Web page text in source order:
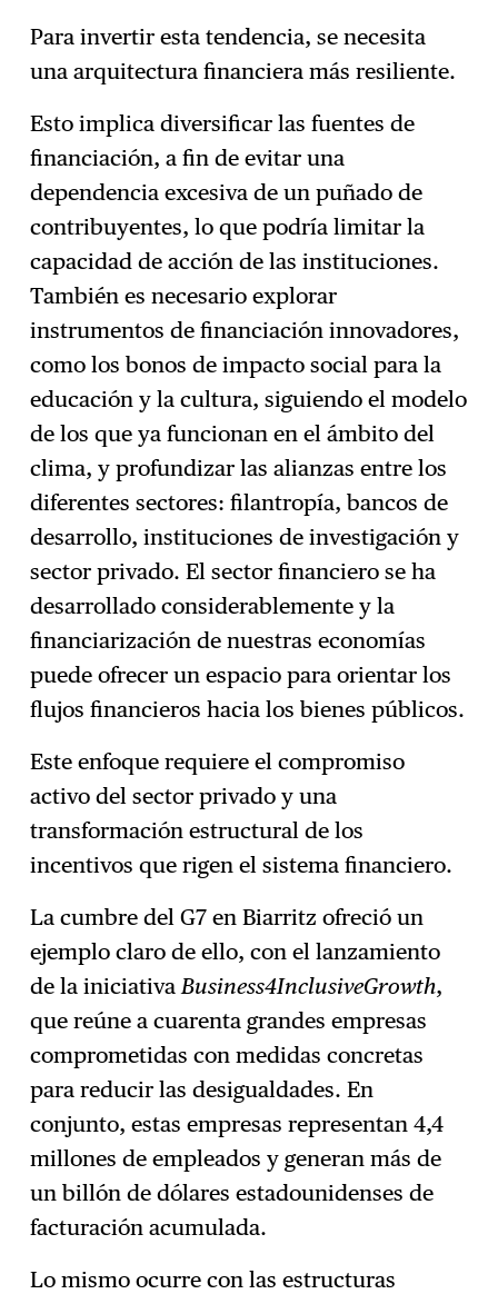
Para invertir esta tendencia, se necesita
una arquitectura financiera más resiliente.
Esto implica diversificar las fuentes de
financiación, a fin de evitar una
dependencia excesiva de un puñado de
contribuyentes, lo que podría limitar la
capacidad de acción de las instituciones.
También es necesario explorar
instrumentos de financiación innovadores,
como los bonos de impacto social para la
educación y la cultura, siguiendo el modelo
de los que ya funcionan en el ámbito del
clima, y profundizar las alianzas entre los
diferentes sectores: filantropía, bancos de
desarrollo, instituciones de investigación y
sector privado. El sector financiero se ha
desarrollado considerablemente y la
financiarización de nuestras economías
puede ofrecer un espacio para orientar los
flujos financieros hacia los bienes públicos.
Este enfoque requiere el compromiso
activo del sector privado y una
transformación estructural de los
incentivos que rigen el sistema financiero.
La cumbre del G7 en Biarritz ofreció un
ejemplo claro de ello, con el lanzamiento
de la iniciativaBusiness4InclusiveGrowth,
que reúne a cuarenta grandes empresas
comprometidas con medidas concretas
para reducir las desigualdades. En
conjunto, estas empresas representan 4,4
millones de empleados y generan más de
un billón de dólares estadounidenses de
facturación acumulada.
Lo mismo ocurre con las estructuras